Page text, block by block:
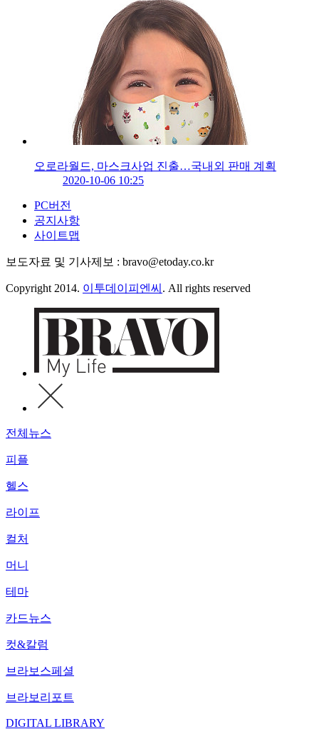
오로라월드, 마스크사업 진출…국내외 판매 계획
2020-10-06 10:25
PC버전
공지사항
사이트맵
보도자료 및 기사제보 : bravo@etoday.co.kr
Copyright 2014. 이투데이피엔씨 . All rights reserved
전체뉴스
피플
헬스
라이프
컬처
머니
테마
카드뉴스
컷&칼럼
브라보스페셜
브라보리포트
DIGITAL LIBRARY